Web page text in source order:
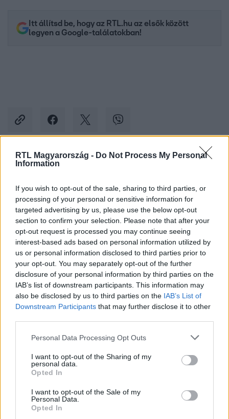
RTL Magyarország - Do Not Process My Personal
Information
If you wish to opt-out of the sale, sharing to third parties, or
processing of your personal or sensitive information for
targeted advertising by us, please use the below opt-out
section to confirm your selection. Please note that after your
opt-out request is processed you may continue seeing
interest-based ads based on personal information utilized by
us or personal information disclosed to third parties prior to
your opt-out. You may separately opt-out of the further
disclosure of your personal information by third parties on the
IAB’s list of downstream participants. This information may
also be disclosed by us to third parties on the IAB’s List of
Downstream Participants that may further disclose it to other
Please note that this website/app uses one or more Google
not limited to your visit or usage behaviour. You may click to
grant or deny consent to Google and its third-party tags to
use your data for below specified purposes in below Google
consent section.
Personal Data Processing Opt Outs
I want to opt-out of the Sharing of my
personal data.
Opted In
I want to opt-out of the Sale of my
Personal Data.
Opted In
Itt állítsd be, hogy az RTL.hu az elsők között
legyen a Google-találatokban!
Kövess minket, és értesülj a friss hírekről a
Követem
#THE FLOOR - CSAK EGY MARADHAT #VIDEÓ
ELŐZETESEK # # ELŐZETES PROMÓ
#24. RÉSZ #SZUJÓ ZOLTÁN #MADÁR
Népszerű